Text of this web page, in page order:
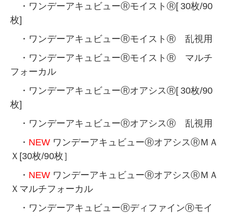
・ワンデーアキュビューⓇモイストⓇ[ 30枚/90
枚]
・ワンデーアキュビューⓇモイストⓇ 乱視用
・ワンデーアキュビューⓇモイストⓇ マルチ
フォーカル
・ワンデーアキュビューⓇオアシスⓇ[ 30枚/90
枚]
・ワンデーアキュビューⓇオアシスⓇ 乱視用
・ NEW ワンデーアキュビューⓇオアシスⓇＭＡ
Ｘ[30枚/90枚］
・ NEW ワンデーアキュビューⓇオアシスⓇＭＡ
Ｘマルチフォーカル
・ワンデーアキュビューⓇディファインⓇモイ